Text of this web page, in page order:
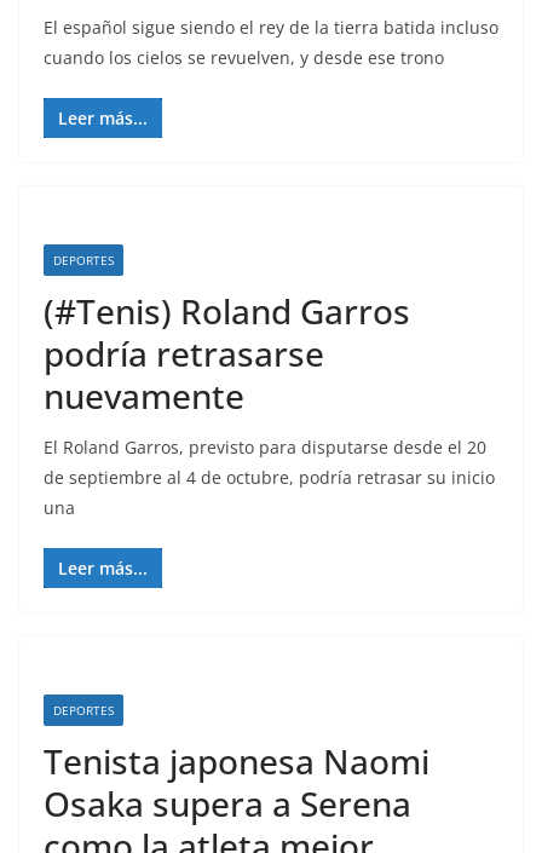
El español sigue siendo el rey de la tierra batida incluso
cuando los cielos se revuelven, y desde ese trono
Leer más...
DEPORTES
(#Tenis) Roland Garros
podría retrasarse
nuevamente
El Roland Garros, previsto para disputarse desde el 20
de septiembre al 4 de octubre, podría retrasar su inicio
una
Leer más...
DEPORTES
Tenista japonesa Naomi
Osaka supera a Serena